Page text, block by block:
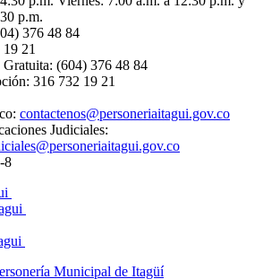
p.m.
376 48 84
21
(604) 376 48 84
316 732 19 21
contactenos@personeriaitagui.gov.co
Judiciales:
8